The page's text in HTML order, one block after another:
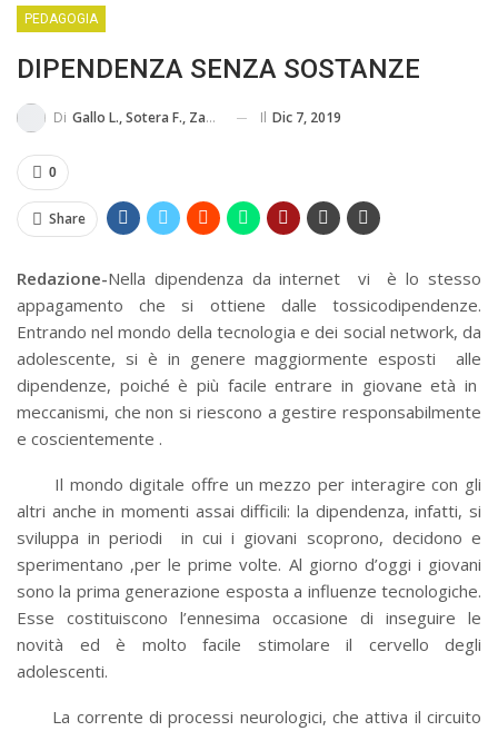
BUSSOLA PSICOLOGICA TRA PROTEZIONE E BUON SENSO
IN...
PEDAGOGIA
DIPENDENZA SENZA SOSTANZE
Di Gallo L., Sotera F., Zamponi F., Martina A., Tontodonati M., Di Brigida C. Il Dic 7, 2019
0
Share
Redazione-Nella dipendenza da internet vi è lo stesso
appagamento che si ottiene dalle tossicodipendenze.
Entrando nel mondo della tecnologia e dei social network, da
adolescente, si è in genere maggiormente esposti alle
dipendenze, poiché è più facile entrare in giovane età in
meccanismi, che non si riescono a gestire responsabilmente
e coscientemente .
Il mondo digitale offre un mezzo per interagire con gli
altri anche in momenti assai difficili: la dipendenza, infatti, si
sviluppa in periodi in cui i giovani scoprono, decidono e
sperimentano ,per le prime volte. Al giorno d’oggi i giovani
sono la prima generazione esposta a influenze tecnologiche.
Esse costituiscono l’ennesima occasione di inseguire le
novità ed è molto facile stimolare il cervello degli
adolescenti.
La corrente di processi neurologici, che attiva il circuito